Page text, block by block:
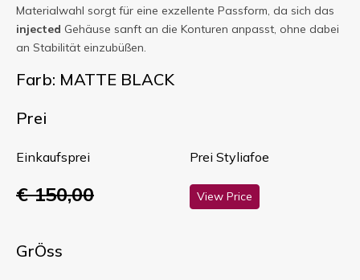
Materialwahl sorgt für eine exzellente Passform, da sich das
injected Gehäuse sanft an die Konturen anpasst, ohne dabei
an Stabilität einzubüßen.
Farb: MATTE BLACK
Prei
Einkaufsprei
€ 150,00
Prei Styliafoe
View Price
GrÖss